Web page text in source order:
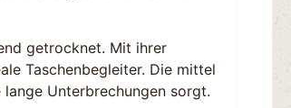
getrocknet. Mit ihrer
Taschenbegleiter. Die mittel
Unterbrechungen sorgt.